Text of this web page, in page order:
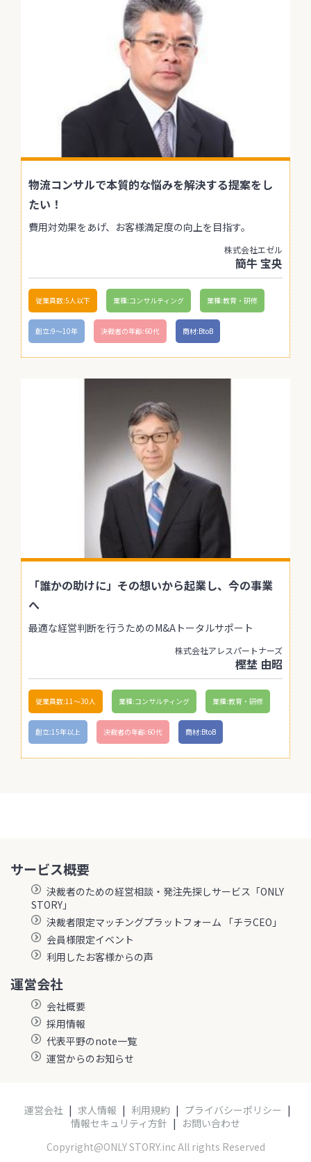
物流コンサルで本質的な悩みを解決する提案をし
たい！
費用対効果をあげ、お客様満足度の向上を目指す。
株式会社エゼル
簡牛 宝央
従業員数:5人以下 業種:コンサルティング 業種:教育・研修
創立:9〜10年 決裁者の年齢:60代 商材:BtoB
「誰かの助けに」その想いから起業し、今の事業
へ
最適な経営判断を行うためのM&Aトータルサポート
株式会社アレスパートナーズ
樫埜 由昭
従業員数:11〜30人 業種:コンサルティング 業種:教育・研修
創立:15年以上 決裁者の年齢:60代 商材:BtoB
サービス概要
決裁者のための経営相談・発注先探しサービス「ONLY
STORY」
決裁者限定マッチングプラットフォーム 「チラCEO」
会員様限定イベント
利用したお客様からの声
運営会社
会社概要
採用情報
代表平野のnote一覧
運営からのお知らせ
運営会社 | 求人情報 | 利用規約 | プライバシーポリシー |
情報セキュリティ方針 | お問い合わせ
Copyright@ONLY STORY.inc All rights Reserved